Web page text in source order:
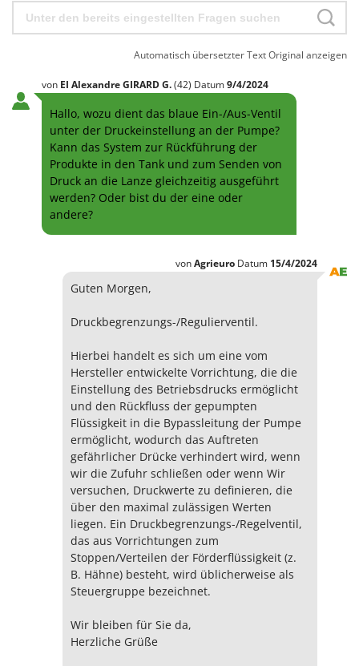
Automatisch übersetzter TextOriginal anzeigen
von EI Alexandre GIRARDG.(42) Datum9/4/2024
Hallo, wozu dient das blaue Ein-/Aus-Ventil
unter der Druckeinstellung an der Pumpe?
Kann das System zur Rückführung der
Produkte in den Tank und zum Senden von
Druck an die Lanze gleichzeitig ausgeführt
werden? Oder bist du der eine oder
andere?
vonAgrieuro Datum 15/4/2024
Guten Morgen,
Druckbegrenzungs-/Regulierventil.
Hierbei handelt es sich um eine vom
Hersteller entwickelte Vorrichtung, die die
Einstellung des Betriebsdrucks ermöglicht
und den Rückfluss der gepumpten
Flüssigkeit in die Bypassleitung der Pumpe
ermöglicht, wodurch das Auftreten
gefährlicher Drücke verhindert wird, wenn
wir die Zufuhr schließen oder wenn Wir
versuchen, Druckwerte zu definieren, die
über den maximal zulässigen Werten
liegen. Ein Druckbegrenzungs-/Regelventil,
das aus Vorrichtungen zum
Stoppen/Verteilen der Förderflüssigkeit (z.
B. Hähne) besteht, wird üblicherweise als
Steuergruppe bezeichnet.
Wir bleiben für Sie da,
Herzliche Grüße